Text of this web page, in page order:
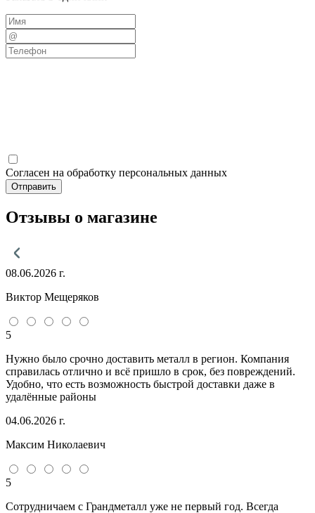
Согласен на обработку персональных данных
Отправить
Отзывы о магазине
08.06.2026 г.
Виктор Мещеряков
5
Нужно было срочно доставить металл в регион. Компания
справилась отлично и всё пришло в срок, без повреждений.
Удобно, что есть возможность быстрой доставки даже в
удалённые районы
04.06.2026 г.
Максим Николаевич
5
Сотрудничаем с Грандметалл уже не первый год. Всегда